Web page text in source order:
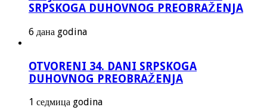
SRPSKOGA DUHOVNOG PREOBRAŽENJA
6 дана godina
OTVORENI 34. DANI SRPSKOGA
DUHOVNOG PREOBRAŽENJA
1 седмица godina